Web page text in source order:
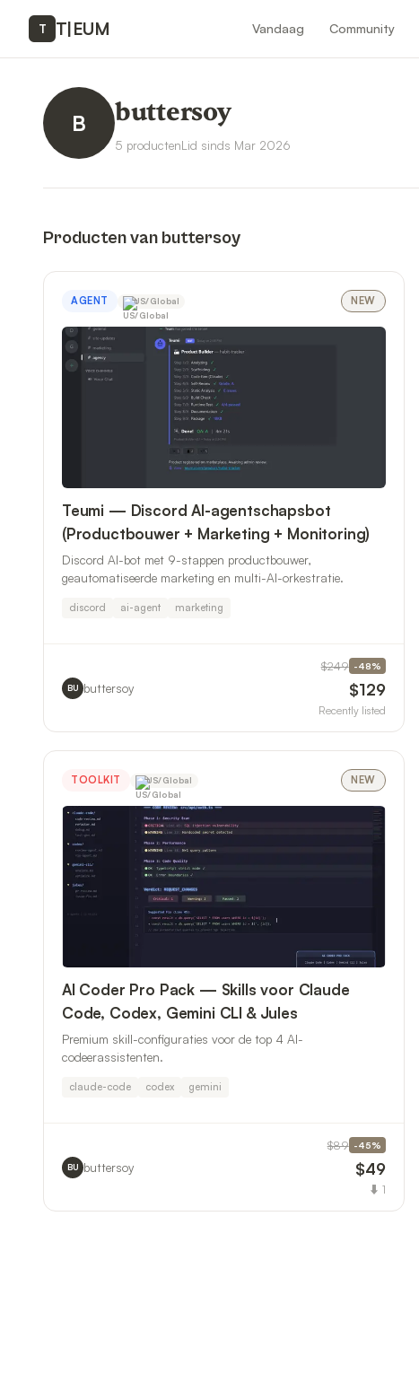
T T|EUM Vandaag Community
B buttersoy
5 productenLid sinds Mar 2026
Producten van buttersoy
AGENT US/Global NEW
Teumi — Discord AI-agentschapsbot
(Productbouwer + Marketing + Monitoring)
Discord AI-bot met 9-stappen productbouwer,
geautomatiseerde marketing en multi-AI-orkestratie.
discord ai-agent marketing
BU buttersoy
$249 -48%
$129
Recently listed
TOOLKIT US/Global NEW
AI Coder Pro Pack — Skills voor Claude
Code, Codex, Gemini CLI & Jules
Premium skill-configuraties voor de top 4 AI-
codeerassistenten.
claude-code codex gemini
BU buttersoy
$89 -45%
$49
⬇ 1